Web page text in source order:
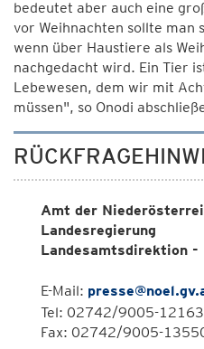
bedeutet aber auch eine
vor Weihnachten sollte man
wenn über Haustiere als
nachgedacht wird. Ein Tier
Lebewesen, dem wir mit
müssen", so Onodi
Amt der
Landesregierung
Landesamtsdirektion -
E-Mail:
Tel: 02742/9005-12163
Fax: 02742/9005-